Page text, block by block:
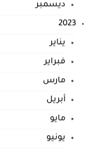
ديسمبر
2023
يناير
فبراير
مارس
أبريل
مايو
يونيو